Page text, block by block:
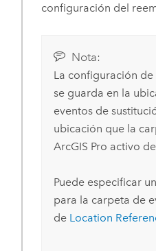
configuración del
Nota:
La configuración
se guarda en la
eventos de
ubicación que la
ArcGIS Pro activo
Puede especificar
para la carpeta de
de Location